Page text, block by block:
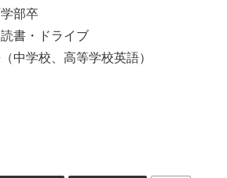
部卒
書・ドライブ
中学校、高等学校英語）